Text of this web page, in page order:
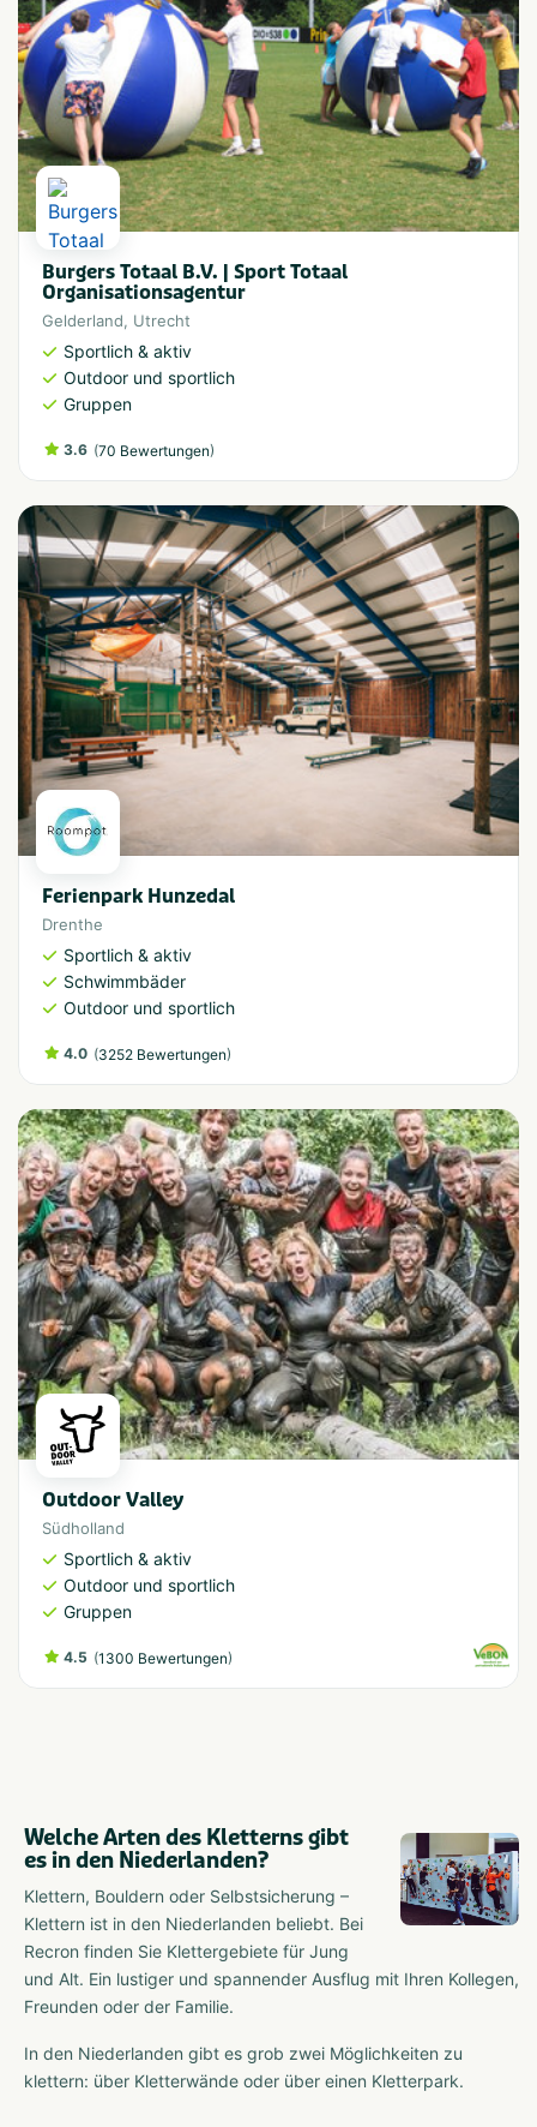
Burgers Totaal B.V. | Sport Totaal
Organisationsagentur
Gelderland, Utrecht
Sportlich & aktiv
Outdoor und sportlich
Gruppen
3.6 (70 Bewertungen)
Ferienpark Hunzedal
Drenthe
Sportlich & aktiv
Schwimmbäder
Outdoor und sportlich
4.0 (3252 Bewertungen)
Outdoor Valley
Südholland
Sportlich & aktiv
Outdoor und sportlich
Gruppen
4.5 (1300 Bewertungen)
Welche Arten des Kletterns gibt
es in den Niederlanden?
Klettern, Bouldern oder Selbstsicherung –
Klettern ist in den Niederlanden beliebt. Bei
Recron finden Sie Klettergebiete für Jung
und Alt. Ein lustiger und spannender Ausflug mit Ihren Kollegen,
Freunden oder der Familie.
In den Niederlanden gibt es grob zwei Möglichkeiten zu
klettern: über Kletterwände oder über einen Kletterpark.